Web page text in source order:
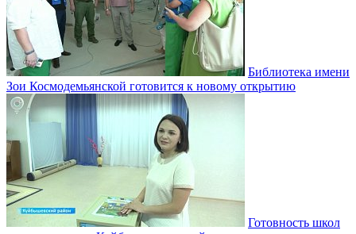
Библиотека имени
Зои Космодемьянской готовится к новому открытию
Готовность школ